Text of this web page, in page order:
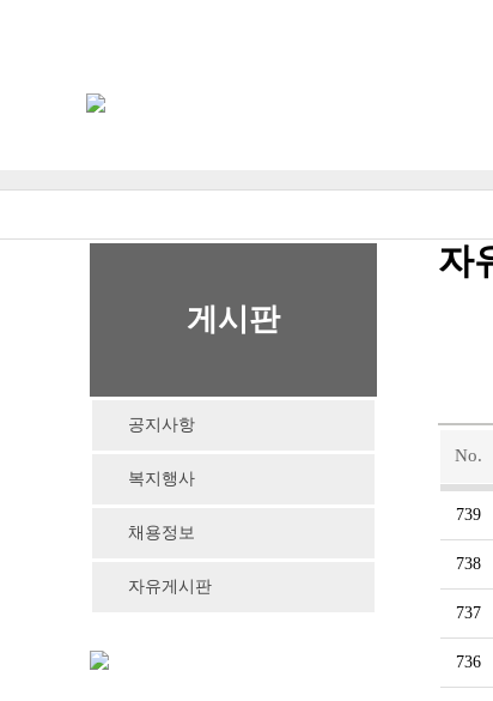
게시판
공지사항
복지행사
채용정보
자유게시판
자
No.
739
738
737
736